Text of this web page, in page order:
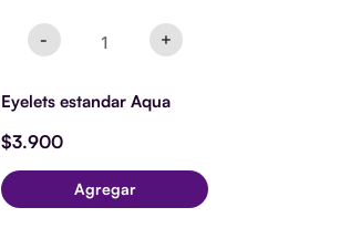
- +
Eyelets estandar Aqua
$3.900
Agregar